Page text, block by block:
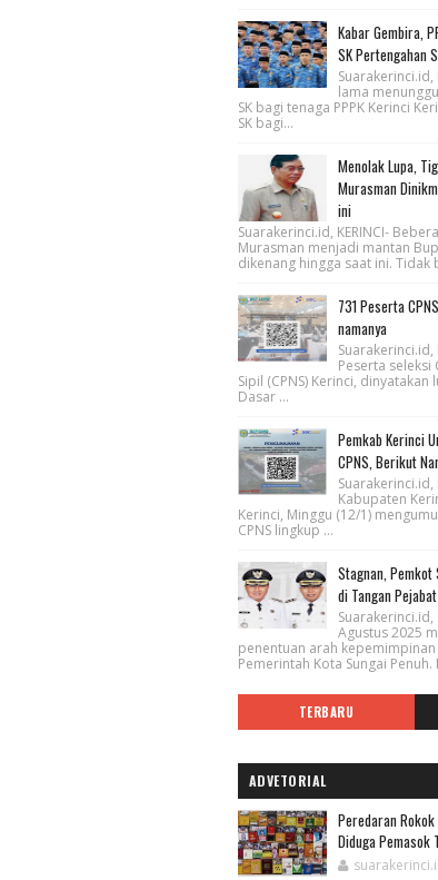
Kabar Gembira,
SK Pertengahan
Suarakerinci.id,
lama
SK bagi tenaga PPPK Kerinci
SK bagi...
Menolak Lupa,
Murasman
ini
Suarakerinci.id, KERINCI-
Murasman menjadi mantan
dikenang hingga saat ini. Tidak
731 Peserta
namanya
Suarakerinci.id,
Peserta seleksi
Sipil (CPNS) Kerinci,
Dasar ...
Pemkab Kerinci
CPNS, Berikut
Suarakerinci.id,
Kabupaten
Kerinci, Minggu (12/1)
CPNS lingkup ...
Stagnan, Pemkot
di Tangan
Suarakerinci.id,
Agustus 2025
penentuan arah
Pemerintah Kota Sungai Penuh.
TERBARU
ADVETORIAL
Peredaran
Diduga Pemasok